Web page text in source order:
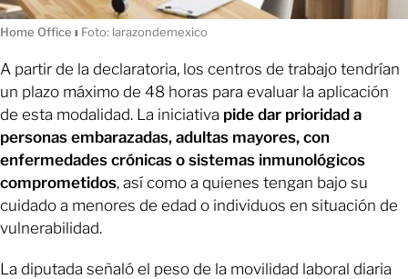
Home Office ı Foto: larazondemexico
A partir de la declaratoria, los centros de trabajo tendrían
un plazo máximo de 48 horas para evaluar la aplicación
de esta modalidad. La iniciativa pide dar prioridad a
personas embarazadas, adultas mayores, con
enfermedades crónicas o sistemas inmunológicos
comprometidos, así como a quienes tengan bajo su
cuidado a menores de edad o individuos en situación de
vulnerabilidad.
La diputada señaló el peso de la movilidad laboral diaria